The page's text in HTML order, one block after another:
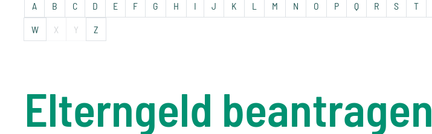
A B C D E F G H I J K L M N O P Q R S T
W X Y Z
Elterngeld beantragen